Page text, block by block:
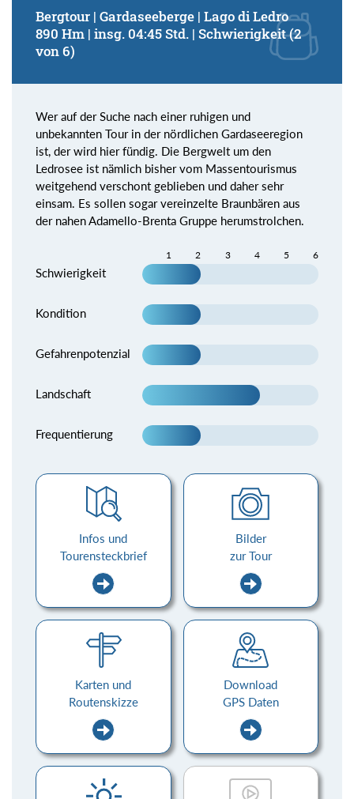
Bergtour | Gardaseeberge | Lago di Ledro
890 Hm | insg. 04:45 Std. | Schwierigkeit (2
von 6)
Wer auf der Suche nach einer ruhigen und
unbekannten Tour in der nördlichen Gardaseeregion
ist, der wird hier fündig. Die Bergwelt um den
Ledrosee ist nämlich bisher vom Massentourismus
weitgehend verschont geblieben und daher sehr
einsam. Es sollen sogar vereinzelte Braunbären aus
der nahen Adamello-Brenta Gruppe herumstrolchen.
1 2 3 4 5 6
Schwierigkeit
Kondition
Gefahrenpotenzial
Landschaft
Frequentierung
Infos und
Tourensteckbrief
Bilder
zur Tour
Karten und
Routenskizze
Download
GPS Daten